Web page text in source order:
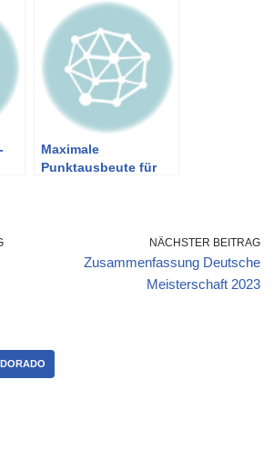
Open in Kelheim ist
riesig
Maximale
Punktausbeute für
NÄCHSTER BEITRAG
Zusammenfassung Deutsche
Meisterschaft 2023